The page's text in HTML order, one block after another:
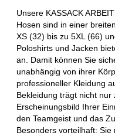
Unsere KASSACK
Hosen sind in einer
XS (32) bis zu 5XL (66)
Poloshirts und Jacken
an. Damit können Sie
unabhängig von ihrer
professioneller Kleidung
Bekleidung trägt nicht nur
Erscheinungsbild Ihrer
den Teamgeist und das
Besonders vorteilhaft: